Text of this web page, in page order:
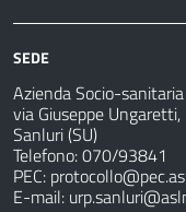
SEDE
Azienda Socio-
via Giuseppe
Sanluri (SU)
Telefono: 070/93841
PEC:
E-mail: